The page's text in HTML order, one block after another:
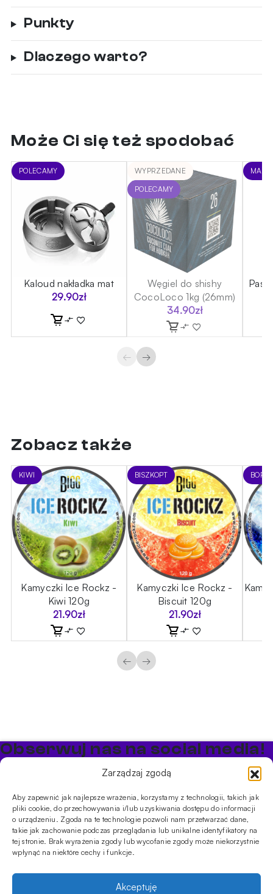
Zarządzaj zgodą
Aby zapewnić jak najlepsze wrażenia, korzystamy z technologii, takich jak
pliki cookie, do przechowywania i/lub uzyskiwania dostępu do informacji
o urządzeniu. Zgoda na te technologie pozwoli nam przetwarzać dane,
takie jak zachowanie podczas przeglądania lub unikalne identyfikatory na
tej stronie. Brak wyrażenia zgody lub wycofanie zgody może niekorzystnie
wpłynąć na niektóre cechy i funkcje.
Akceptuję
Punkty
Dlaczego warto?
Może Ci się też spodobać
POLECAMY
Kaloud nakładka mat
29.90zł
WYPRZEDANE
POLECAMY
Węgiel do shishy
CocoLoco 1kg (26mm)
34.90zł
← →
Zobacz także
KIWI
Kamyczki Ice Rockz -
Kiwi 120g
21.90zł
BISZKOPT
Kamyczki Ice Rockz -
Biscuit 120g
21.90zł
← →
Obserwuj nas na social media!
Bądź na bieżąco z promocjami i nowościami w sklepie
PRODUKTY
ShisheCybuchyTytonie Rozpalanie
INFORMACJE
prywatności